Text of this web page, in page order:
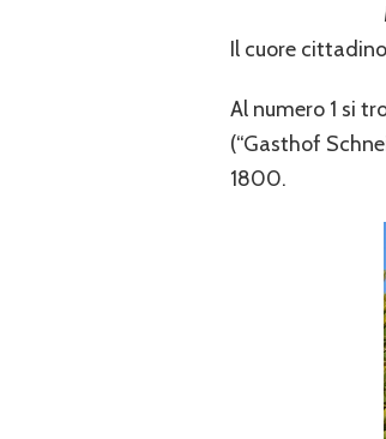
Il cuore
Al numero 1 si
(“Gasthof
1800.